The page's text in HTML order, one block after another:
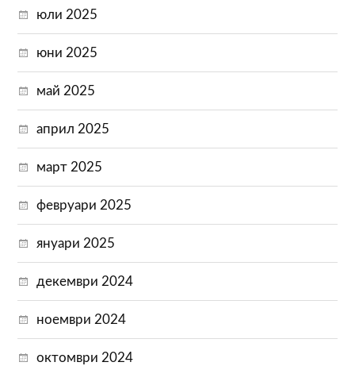
юли 2025
юни 2025
май 2025
април 2025
март 2025
февруари 2025
януари 2025
декември 2024
ноември 2024
октомври 2024